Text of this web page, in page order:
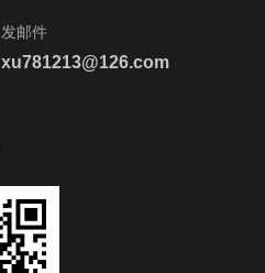
发邮件
xu781213@126.com